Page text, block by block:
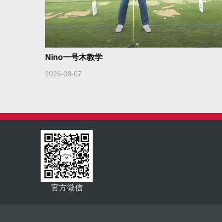
Nino一号木教学
2026-08-07
官方微信